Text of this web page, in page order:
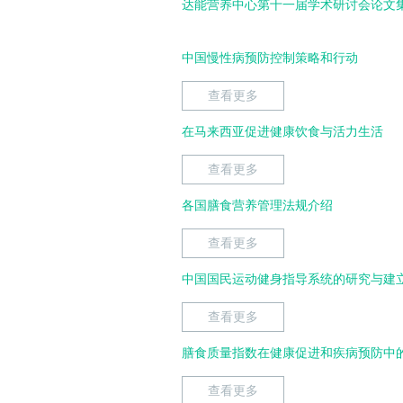
达能营养中心第十一届学术研讨会论文
中国慢性病预防控制策略和行动
查看更多
在马来西亚促进健康饮食与活力生活
查看更多
各国膳食营养管理法规介绍
查看更多
中国国民运动健身指导系统的研究与建
查看更多
膳食质量指数在健康促进和疾病预防中
查看更多